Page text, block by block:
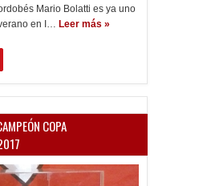
Mario Bolatti es ya uno
en I… Leer más »
COPA